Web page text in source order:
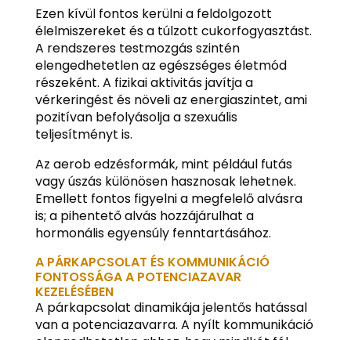
Ezen kívül fontos kerülni a feldolgozott
élelmiszereket és a túlzott cukorfogyasztást.
A rendszeres testmozgás szintén
elengedhetetlen az egészséges életmód
részeként. A fizikai aktivitás javítja a
vérkeringést és növeli az energiaszintet, ami
pozitívan befolyásolja a szexuális
teljesítményt is.
Az aerob edzésformák, mint például futás
vagy úszás különösen hasznosak lehetnek.
Emellett fontos figyelni a megfelelő alvásra
is; a pihentető alvás hozzájárulhat a
hormonális egyensúly fenntartásához.
A PÁRKAPCSOLAT ÉS KOMMUNIKÁCIÓ
FONTOSSÁGA A POTENCIAZAVAR
KEZELÉSÉBEN
A párkapcsolat dinamikája jelentős hatással
van a potenciazavarra. A nyílt kommunikáció